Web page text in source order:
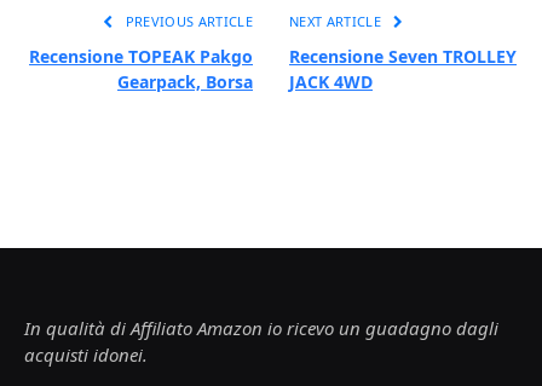
PREVIOUS ARTICLE
Recensione TOPEAK Pakgo
Gearpack, Borsa
NEXT ARTICLE
Recensione Seven TROLLEY
JACK 4WD
In qualità di Affiliato Amazon io ricevo un guadagno dagli
acquisti idonei.